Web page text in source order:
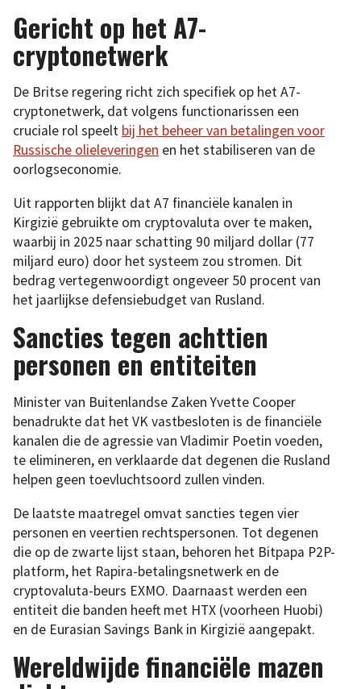
Gericht op het A7-
cryptonetwerk
De Britse regering richt zich specifiek op het A7-
cryptonetwerk, dat volgens functionarissen een
cruciale rol speelt bij het beheer van betalingen voor
Russische olieleveringen en het stabiliseren van de
oorlogseconomie.
Uit rapporten blijkt dat A7 financiële kanalen in
Kirgizië gebruikte om cryptovaluta over te maken,
waarbij in 2025 naar schatting 90 miljard dollar (77
miljard euro) door het systeem zou stromen. Dit
bedrag vertegenwoordigt ongeveer 50 procent van
het jaarlijkse defensiebudget van Rusland.
Sancties tegen achttien
personen en entiteiten
Minister van Buitenlandse Zaken Yvette Cooper
benadrukte dat het VK vastbesloten is de financiële
kanalen die de agressie van Vladimir Poetin voeden,
te elimineren, en verklaarde dat degenen die Rusland
helpen geen toevluchtsoord zullen vinden.
De laatste maatregel omvat sancties tegen vier
personen en veertien rechtspersonen. Tot degenen
die op de zwarte lijst staan, behoren het Bitpapa P2P-
platform, het Rapira-betalingsnetwerk en de
cryptovaluta-beurs EXMO. Daarnaast werden een
entiteit die banden heeft met HTX (voorheen Huobi)
en de Eurasian Savings Bank in Kirgizië aangepakt.
Wereldwijde financiële mazen